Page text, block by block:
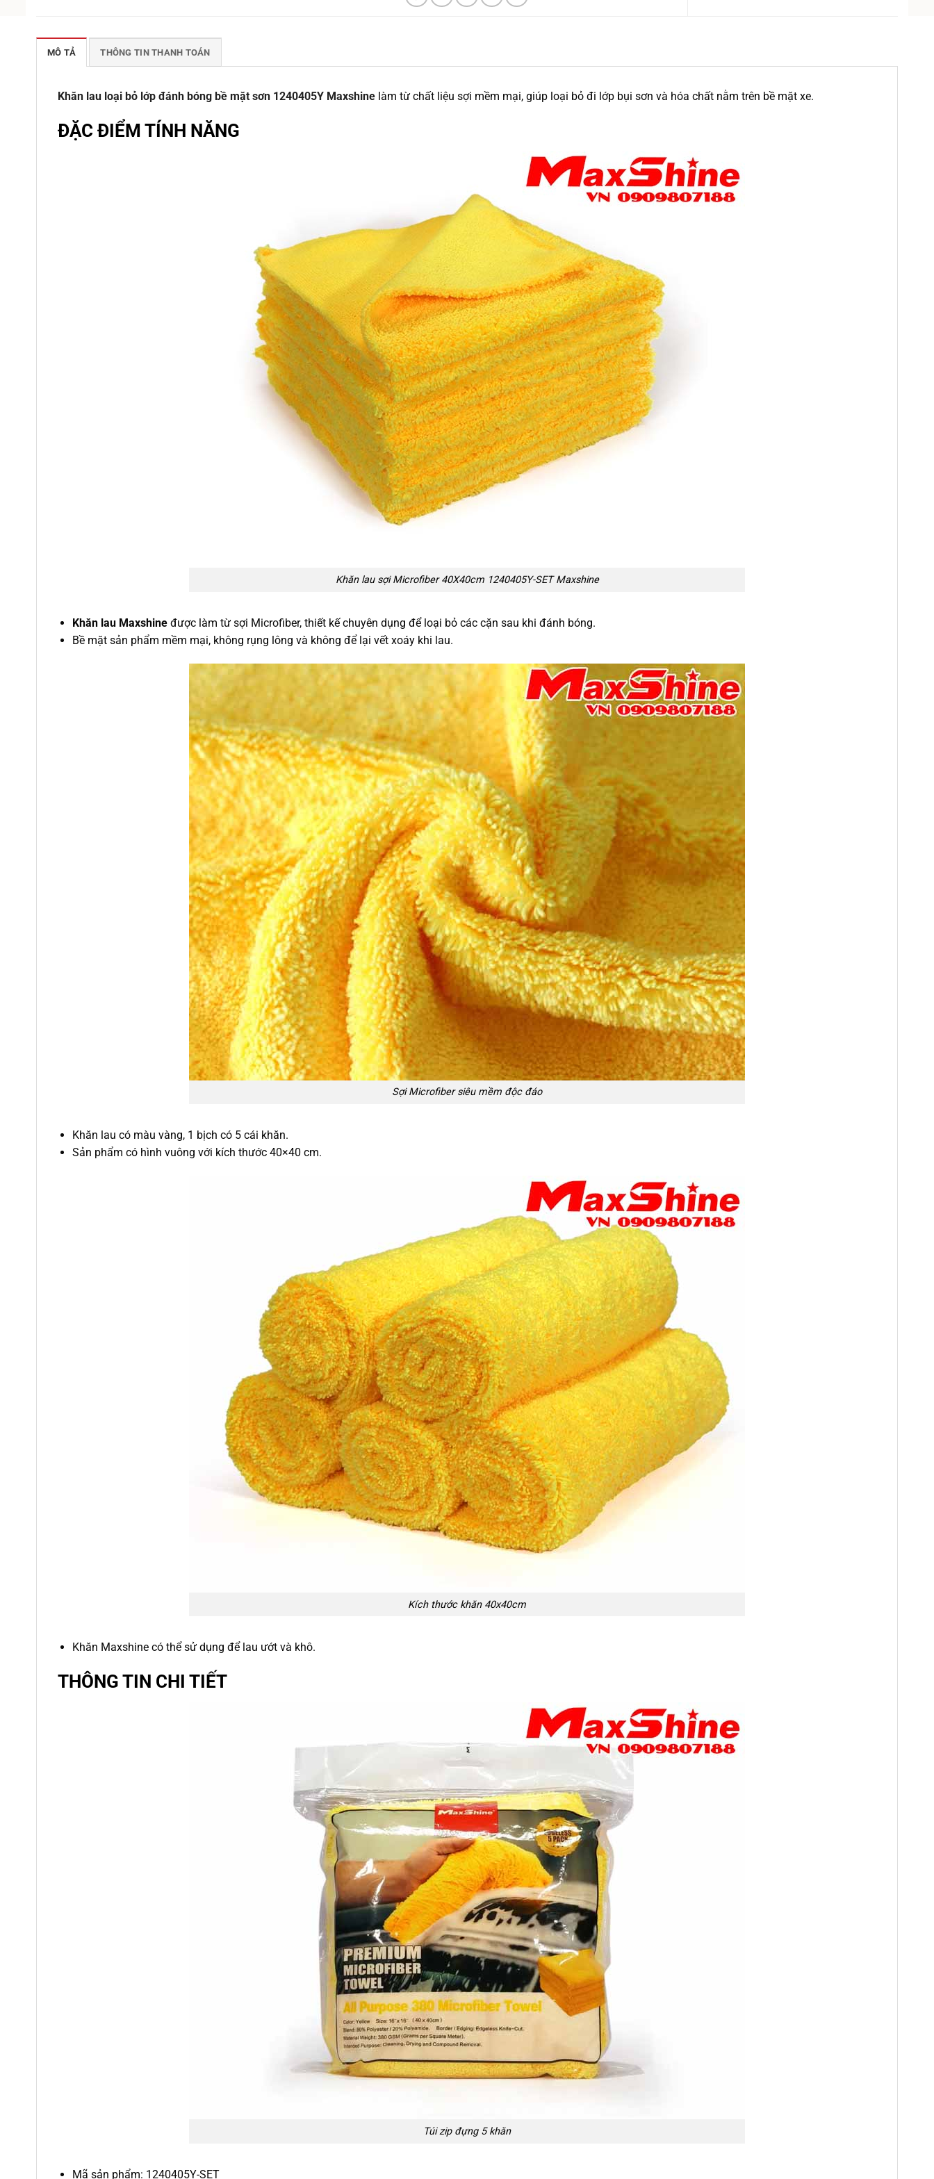
MÔ TẢ THÔNG TIN THANH TOÁN
Khăn lau loại bỏ lớp đánh bóng bề mặt sơn 1240405Y Maxshine làm từ chất liệu sợi mềm mại, giúp loại bỏ đi lớp bụi sơn và hóa chất nằm trên bề mặt xe.
ĐẶC ĐIỂM TÍNH NĂNG
Khăn lau sợi Microfiber 40X40cm 1240405Y-SET Maxshine
Khăn lau Maxshine được làm từ sợi Microfiber, thiết kế chuyên dụng để loại bỏ các cặn sau khi đánh bóng.
Bề mặt sản phẩm mềm mại, không rụng lông và không để lại vết xoáy khi lau.
Sợi Microfiber siêu mềm độc đáo
Khăn lau có màu vàng, 1 bịch có 5 cái khăn.
Sản phẩm có hình vuông với kích thước 40×40 cm.
Kích thước khăn 40x40cm
Khăn Maxshine có thể sử dụng để lau ướt và khô.
THÔNG TIN CHI TIẾT
Túi zip đựng 5 khăn
Mã sản phẩm: 1240405Y-SET